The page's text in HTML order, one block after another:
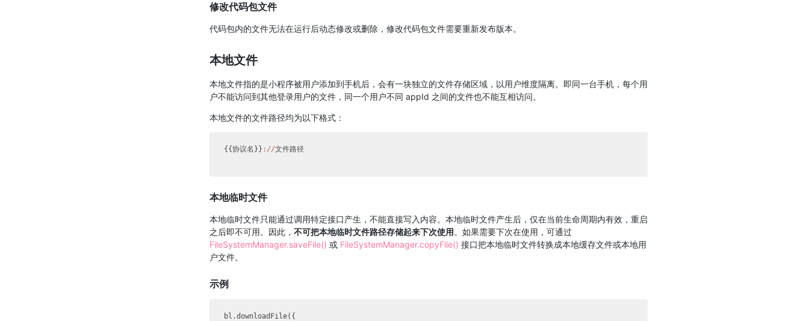
修改代码包文件
代码包内的文件无法在运行后动态修改或删除，修改代码包文件需要重新发布版本。
本地文件
本地文件指的是小程序被用户添加到手机后，会有一块独立的文件存储区域，以用户维度隔离。即同一台手机，每个用
户不能访问到其他登录用户的文件，同一个用户不同 appId 之间的文件也不能互相访问。
本地文件的文件路径均为以下格式：
{{协议名}} ://文件路径
本地临时文件
本地临时文件只能通过调用特定接口产生，不能直接写入内容。本地临时文件产生后，仅在当前生命周期内有效，重启
之后即不可用。因此， 不可把本地临时文件路径存储起来下次使用。如果需要下次在使用，可通过
FileSystemManager.saveFile() 或 FileSystemManager.copyFile() 接口把本地临时文件转换成本地缓存文件或本地用
户文件。
示例
bl.downloadFile({